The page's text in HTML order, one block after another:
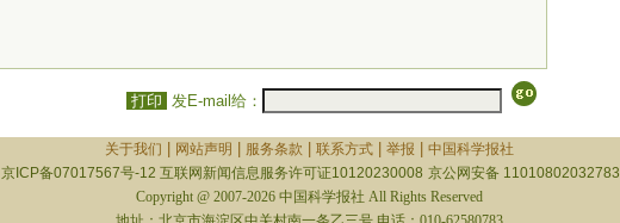
打印 发E-mail给：
关于我们 网站声明 服务条款 联系方式| 举报
中国科学报社
京ICP备07017567号-12 互联网新闻信息服务许可证10120230008 京公网安备 11010802032783
Copyright @ 2007-2026 中国科学报社 All Rights Reserved